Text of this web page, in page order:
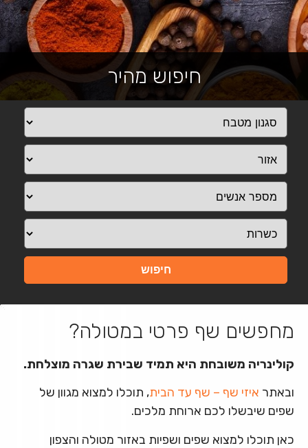
חיפוש מהיר
חיפוש
מחפשים שף פרטי במטולה?
קולינריה משובחת היא תמיד שבירת שגרה מוצלחת.
ובאתר איזי שף – שף עד הבית, תוכלו למצוא מגוון של
שפים שיבשלו לכם ארוחת מלכים.
כאן תוכלו למצוא שפים ושפיות באזור מטולה והצפון